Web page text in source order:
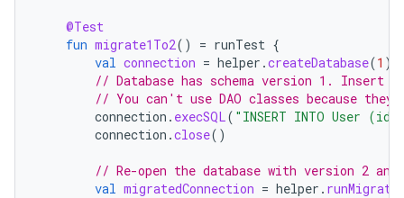
@Test
fun migrate1To2() = runTest {
val connection = helper .createDatabase(1 )
// Database has schema version 1. Insert
// You can't use DAO classes because
connection . execSQL( "INSERT INTO User
connection .close()
// Re-open the database with version 2 and
val migratedConnection = helper .